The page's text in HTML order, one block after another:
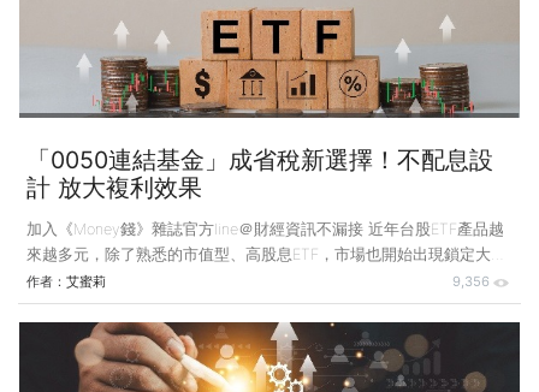
Specific Integrated Circuit，特殊應用積體電路）的設計服務。
「0050連結基金」成省稅新選擇！不配息設
計 放大複利效果
加入《Money錢》雜誌官方line＠財經資訊不漏接 近年台股ETF產品越
來越多元，除了熟悉的市值型、高股息ETF，市場也開始出現鎖定大型
權值股、但採不配息設計的商品。 如果要長期累積資產，領到股息後
再投入，從稅務角度看，股利可選擇併入綜合所得總額課稅，或採28%
單一稅率分開計稅；若選擇併入綜所稅，股利所得就可能推高綜合所得
淨額，要是單筆股息達到門檻，還會衍生二代健保補充保費，對高所得
又沒有現金流需求的人而言，反而降低資金效率。 想複製元大台灣
作者： 艾蜜莉 9,356